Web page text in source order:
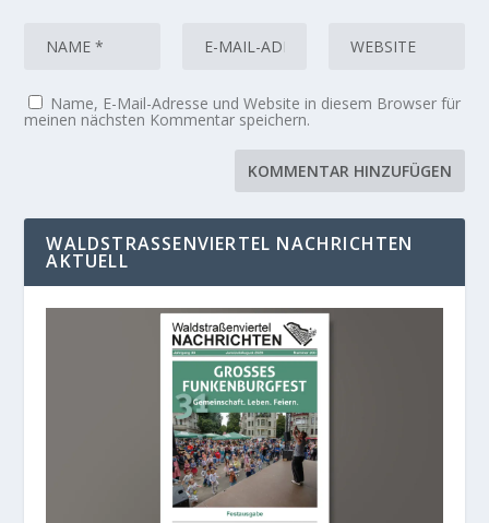
Name, E-Mail-Adresse und Website in diesem Browser für
meinen nächsten Kommentar speichern.
WALDSTRASSENVIERTEL NACHRICHTEN A
KTUELL